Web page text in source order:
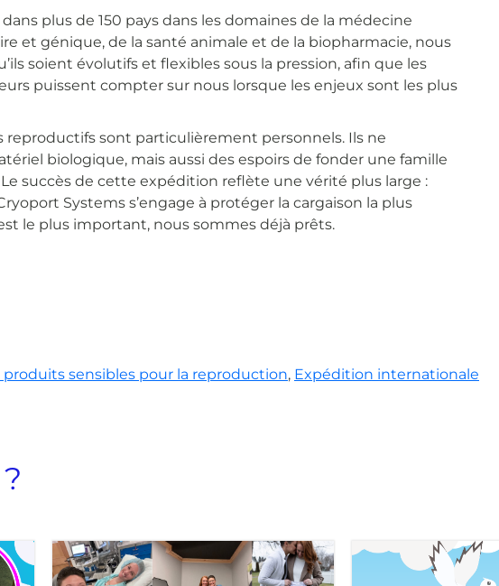
plus de 150 pays dans les domaines de la médecine
et génique, de la santé animale et de la biopharmacie, nous
soient évolutifs et flexibles sous la pression, afin que les
puissent compter sur nous lorsque les enjeux sont les plus
reproductifs sont particulièrement personnels. Ils ne
biologique, mais aussi des espoirs de fonder une famille
succès de cette expédition reflète une vérité plus large :
Systems s’engage à protéger la cargaison la plus
le plus important, nous sommes déjà prêts.
sensibles pour la reproduction, Expédition internationale